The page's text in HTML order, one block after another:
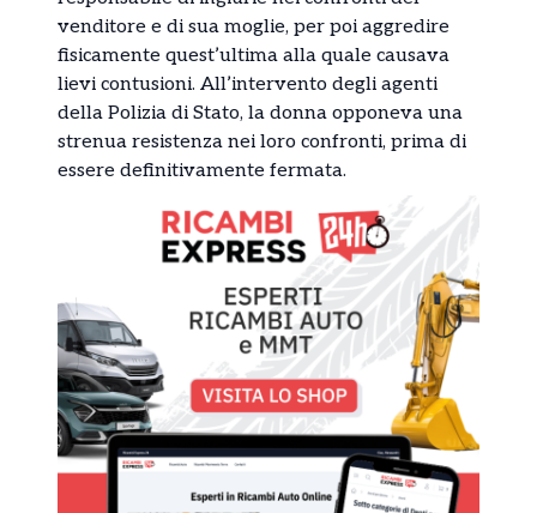
venditore e di sua moglie, per poi aggredire
fisicamente quest’ultima alla quale causava
lievi contusioni. All’intervento degli agenti
della Polizia di Stato, la donna opponeva una
strenua resistenza nei loro confronti, prima di
essere definitivamente fermata.